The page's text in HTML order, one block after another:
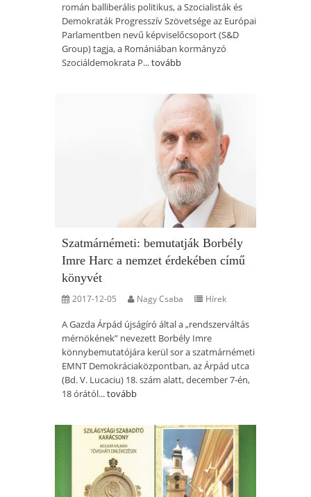
román balliberális politikus, a Szocialisták és
Demokraták Progresszív Szövetsége az Európai
Parlamentben nevű képviselőcsoport (S&D
Group) tagja, a Romániában kormányzó
Szociáldemokrata P...tovább
Szatmárnémeti: bemutatják Borbély
Imre Harc a nemzet érdekében című
könyvét
2017-12-05 Nagy Csaba Hírek
A Gazda Árpád újságíró által a „rendszerváltás
mérnökének” nevezett Borbély Imre
könnybemutatójára kerül sor a szatmárnémeti
EMNT Demokráciaközpontban, az Árpád utca
(Bd. V. Lucaciu) 18. szám alatt, december 7-én,
18 órától...tovább